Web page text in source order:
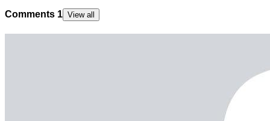
Comments 1 View all